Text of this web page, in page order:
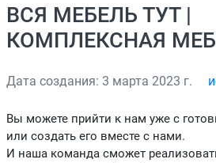
ВСЯ МЕБЕЛЬ ТУТ |
КОМПЛЕКСНАЯ
Дата создания: 3 марта 2023 г.
Вы можете прийти к нам уже с
или создать его вместе с нами.
И наша команда сможет